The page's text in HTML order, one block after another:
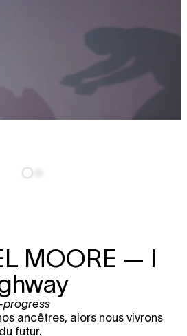
MOORE — I
ancêtres, alors nous vivrons
futur.